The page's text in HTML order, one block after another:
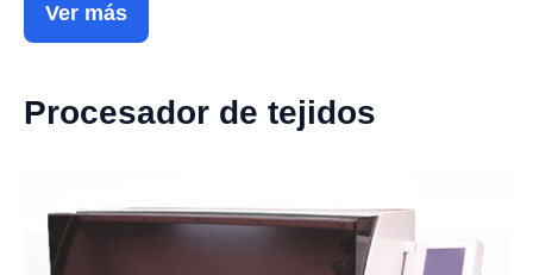
Ver más
Procesador de tejidos